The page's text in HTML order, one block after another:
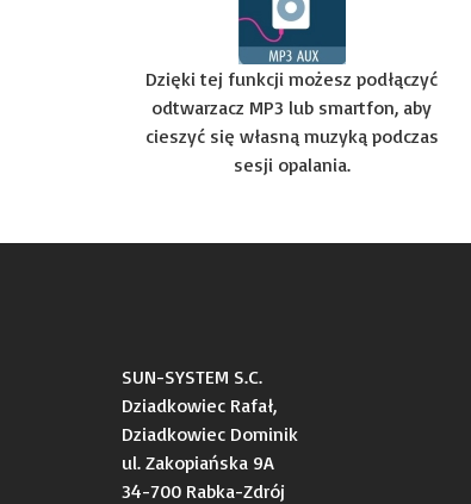
Dzięki tej funkcji możesz podłączyć
odtwarzacz MP3 lub smartfon, aby
cieszyć się własną muzyką podczas
sesji opalania.
SUN-SYSTEM S.C.
Dziadkowiec Rafał,
Dziadkowiec Dominik
ul. Zakopiańska 9A
34-700 Rabka-Zdrój